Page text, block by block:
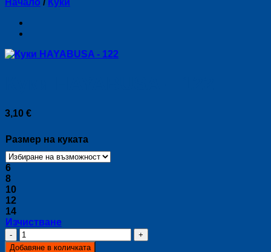
Начало / Куки
3,10 €
Размер на куката
6
8
10
12
14
Изчистване
количество
за
Добавяне в количката